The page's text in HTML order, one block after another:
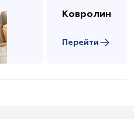
Ковролин
Перейти